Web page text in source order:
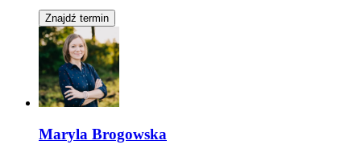
Znajdź termin
Maryla Brogowska